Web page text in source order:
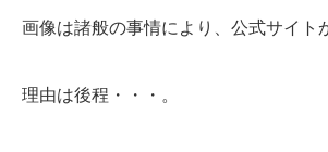
画像は諸般の事情により、公式サイト
理由は後程・・・。